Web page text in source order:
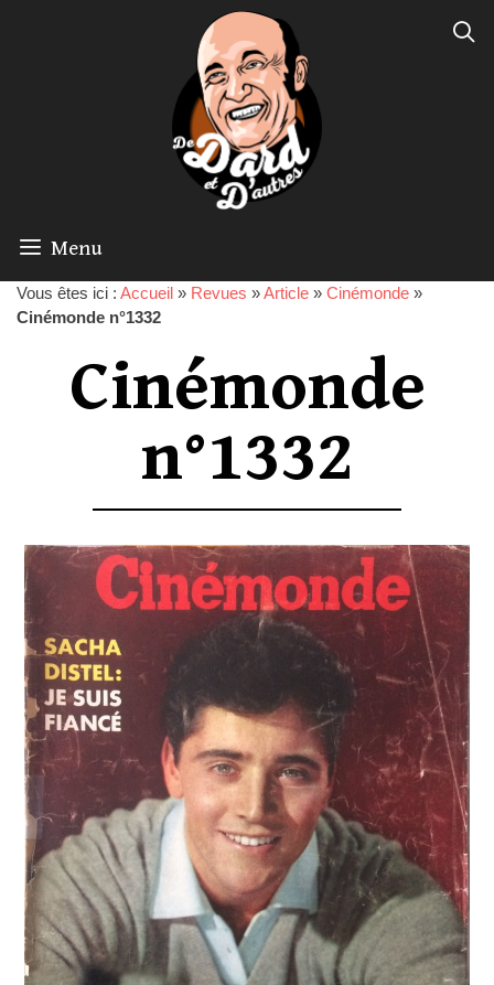
Menu
Vous êtes ici : Accueil » Revues »Article » Cinémonde »
Cinémonde n°1332
Cinémonde
n°1332